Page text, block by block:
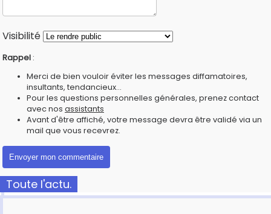
Visibilité
Rappel :
Merci de bien vouloir éviter les messages diffamatoires,
insultants, tendancieux...
Pour les questions personnelles générales, prenez contact
avec nos assistants
Avant d'être affiché, votre message devra être validé via un
mail que vous recevrez.
Toute l'actu.